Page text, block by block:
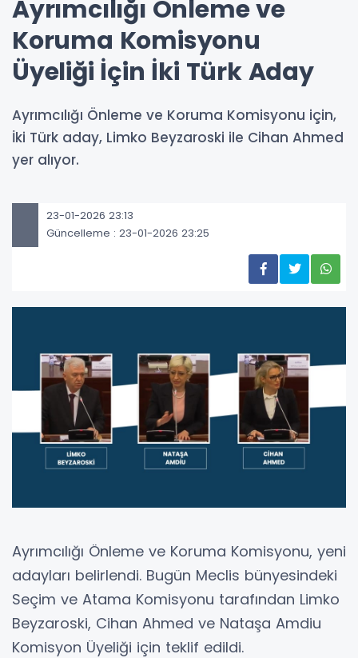
Ayrımcılığı Önleme ve
Koruma Komisyonu
Üyeliği İçin İki Türk Aday
Ayrımcılığı Önleme ve Koruma Komisyonu için,
İki Türk aday, Limko Beyzaroski ile Cihan Ahmed
yer alıyor.
23-01-2026 23:13
Güncelleme : 23-01-2026 23:25
Ayrımcılığı Önleme ve Koruma Komisyonu, yeni
adayları belirlendi. Bugün Meclis bünyesindeki
Seçim ve Atama Komisyonu tarafından Limko
Beyzaroski, Cihan Ahmed ve Nataşa Amdiu
Komisyon Üyeliği için teklif edildi.